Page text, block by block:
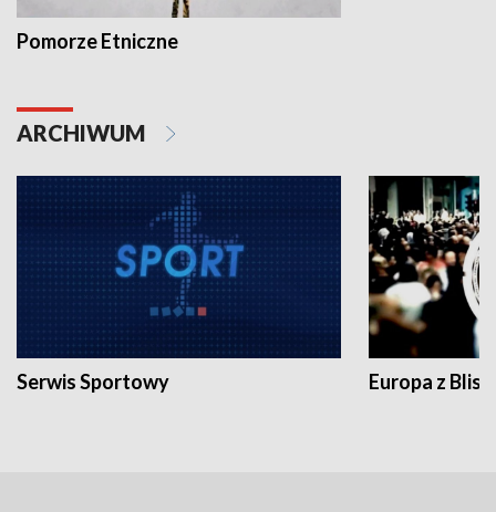
Pomorze Etniczne
ARCHIWUM
Serwis Sportowy Europa z